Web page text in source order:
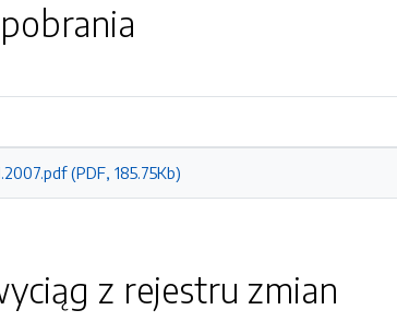
(PDF, 185.75Kb)
z rejestru zmian